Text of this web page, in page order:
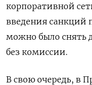
корпоративной
введения санкций
можно было снять
без комиссии.
В свою очередь, в